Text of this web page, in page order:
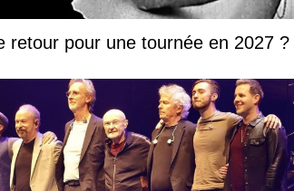
retour pour une tournée en 2027 ?